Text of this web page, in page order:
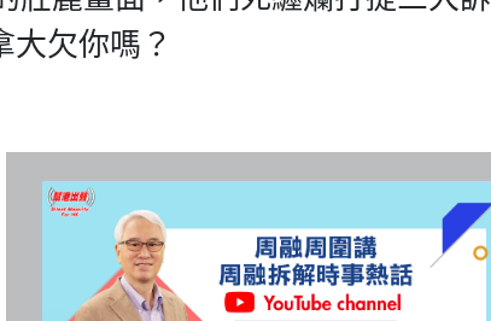
大欠你嗎？